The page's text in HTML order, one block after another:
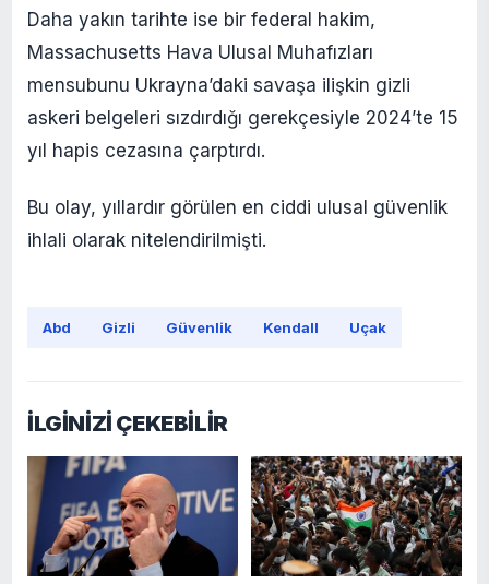
Daha yakın tarihte ise bir federal hakim,
Massachusetts Hava Ulusal Muhafızları
mensubunu Ukrayna’daki savaşa ilişkin gizli
askeri belgeleri sızdırdığı gerekçesiyle 2024’te 15
yıl hapis cezasına çarptırdı.
Bu olay, yıllardır görülen en ciddi ulusal güvenlik
ihlali olarak nitelendirilmişti.
Abd Gizli Güvenlik Kendall Uçak
İLGİNİZİ ÇEKEBİLİR